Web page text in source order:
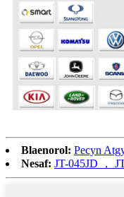
Blaenorol: Pecyn
Nesaf: JT-045JD ，